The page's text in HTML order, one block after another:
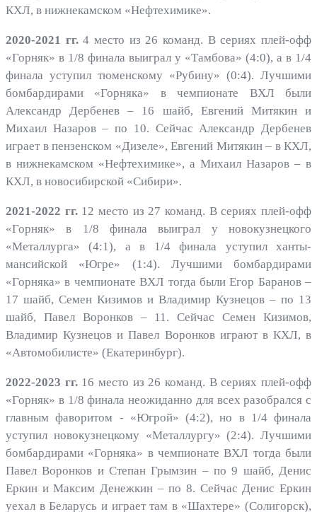
КХЛ, в нижнекамском «Нефтехимике».
2020-2021 гг.4 место из 26 команд. В сериях плей-офф
«Горняк» в 1/8 финала выиграл у «Тамбова» (4:0), а в 1/4
финала уступил тюменскому «Рубину» (0:4). Лучшими
бомбардирами «Горняка» в чемпионате ВХЛ были
Александр Дербенев – 16 шайб, Евгений Митякин и
Михаил Назаров – по 10. Сейчас Александр Дербенев
играет в пензенском «Дизеле», Евгений Митякин – в КХЛ,
в нижнекамском «Нефтехимике», а Михаил Назаров – в
КХЛ, в новосибирской «Сибири».
2021-2022 гг. 12 место из 27 команд. В сериях плей-офф
«Горняк» в 1/8 финала выиграл у новокузнецкого
«Металлурга» (4:1), а в 1/4 финала уступил ханты-
мансийской «Югре» (1:4). Лучшими бомбардирами
«Горняка» в чемпионате ВХЛ тогда были Егор Баранов –
17 шайб, Семен Кизимов и Владимир Кузнецов – по 13
шайб, Павел Воронков – 11. Сейчас Семен Кизимов,
Владимир Кузнецов и Павел Воронков играют в КХЛ, в
«Автомобилисте» (Екатеринбург).
2022-2023 гг. 16 место из 26 команд. В сериях плей-офф
«Горняк» в 1/8 финала неожиданно для всех разобрался с
главным фаворитом - «Югрой» (4:2), но в 1/4 финала
уступил новокузнецкому «Металлургу» (2:4). Лучшими
бомбардирами «Горняка» в чемпионате ВХЛ тогда были
Павел Воронков и Степан Грымзин – по 9 шайб, Денис
Еркин и Максим Денежкин – по 8. Сейчас Денис Еркин
уехал в Беларусь и играет там в «Шахтере» (Солигорск),